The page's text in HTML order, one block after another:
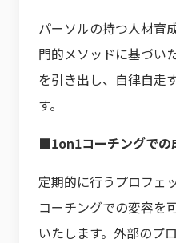
パーソルの持つ人材育
門的メソッドに基づい
を引き出し、自律自走
す。
■1on1コーチングでの
定期的に行うプロフェ
コーチングでの変容を
いたします。外部のプ